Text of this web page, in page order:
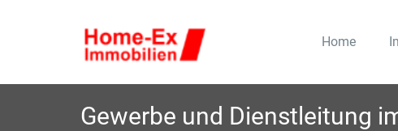
Premiumwohnen im Wohnpark
Home
Gewerbe und Dienstleitung